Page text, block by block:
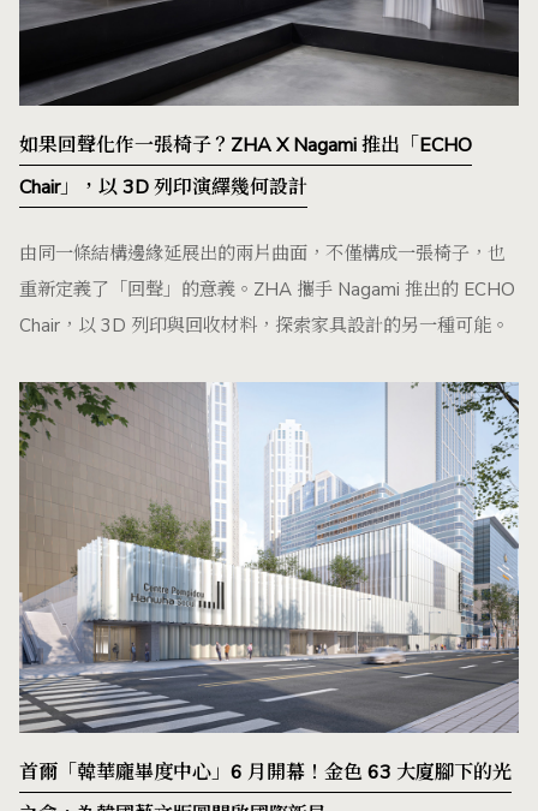
如果回聲化作一張椅子？ZHA X Nagami 推出「ECHO
Chair」，以 3D 列印演繹幾何設計
由同一條結構邊緣延展出的兩片曲面，不僅構成一張椅子，也
重新定義了「回聲」的意義。ZHA 攜手 Nagami 推出的 ECHO
Chair，以 3D 列印與回收材料，探索家具設計的另一種可能。
首爾「韓華龐畢度中心」6 月開幕！金色 63 大廈腳下的光